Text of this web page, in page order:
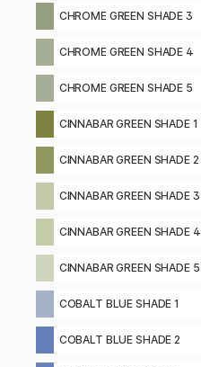
CHROME GREEN SHADE 3
CHROME GREEN SHADE 4
CHROME GREEN SHADE 5
CINNABAR GREEN SHADE 1
CINNABAR GREEN SHADE 2
CINNABAR GREEN SHADE 3
CINNABAR GREEN SHADE 4
CINNABAR GREEN SHADE 5
COBALT BLUE SHADE 1
COBALT BLUE SHADE 2